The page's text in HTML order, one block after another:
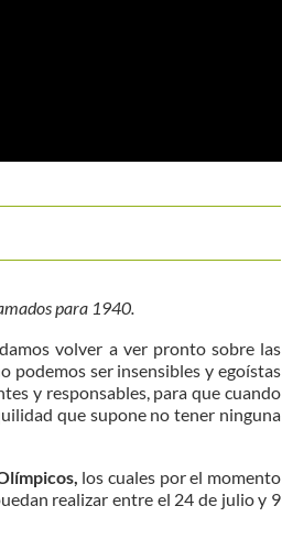
para 1940.
volver a ver pronto sobre las
podemos ser insensibles y egoístas
y responsables, para que cuando
que supone no tener ninguna
los cuales por el momento
realizar entre el 24 de julio y 9